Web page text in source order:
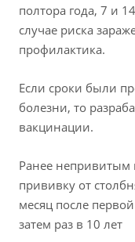
полтора года, 7 и
случае риска
профилактика.
Если сроки были
болезни, то
вакцинации.
Ранее непривитым
прививку от
месяц после
затем раз в 10 лет